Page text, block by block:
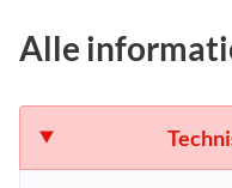
Alle